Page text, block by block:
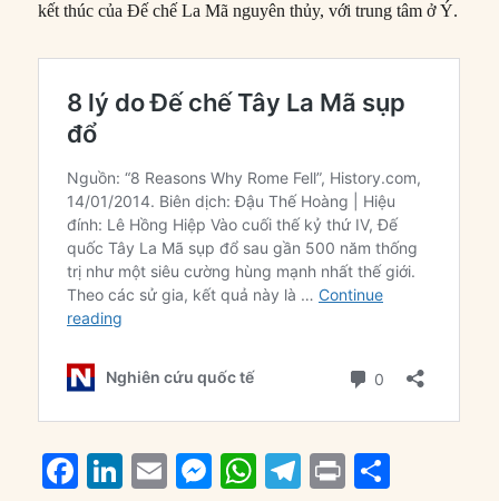
kết thúc của Đế chế La Mã nguyên thủy, với trung tâm ở Ý.
F
Li E
M W T
P